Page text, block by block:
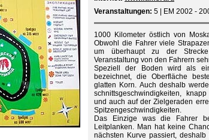
Veranstaltungen: 5 | EM 2002 -
1000 Kilometer östlich von
Obwohl die Fahrer viele
um überhaupt zu der
Veranstaltung von den Fahrern
Speziell der Boden wird als
bezeichnet, die Oberfläche
glatten Korn. Auch deshalb
schnittsgeschwindigkeiten,
und auch auf der Zielgeraden
Spitzengeschwindigkeiten.
Das Einzige was die Fahrer
Leitplanken. Man hat keine
nächsten Kurve passiert,